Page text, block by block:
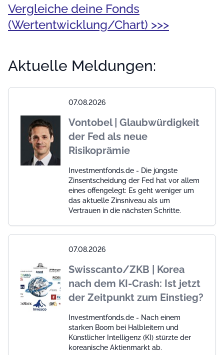
Vergleiche deine Fonds
(Wertentwicklung/Chart) >>>
Aktuelle Meldungen:
07.08.2026
Vontobel | Glaubwürdigkeit
der Fed als neue
Risikoprämie
Investmentfonds.de - Die jüngste
Zinsentscheidung der Fed hat vor allem
eines offengelegt: Es geht weniger um
das aktuelle Zinsniveau als um
Vertrauen in die nächsten Schritte.
07.08.2026
Swisscanto/ZKB | Korea
nach dem KI-Crash: Ist jetzt
der Zeitpunkt zum Einstieg?
Investmentfonds.de - Nach einem
starken Boom bei Halbleitern und
Künstlicher Intelligenz (KI) stürzte der
koreanische Aktienmarkt ab.